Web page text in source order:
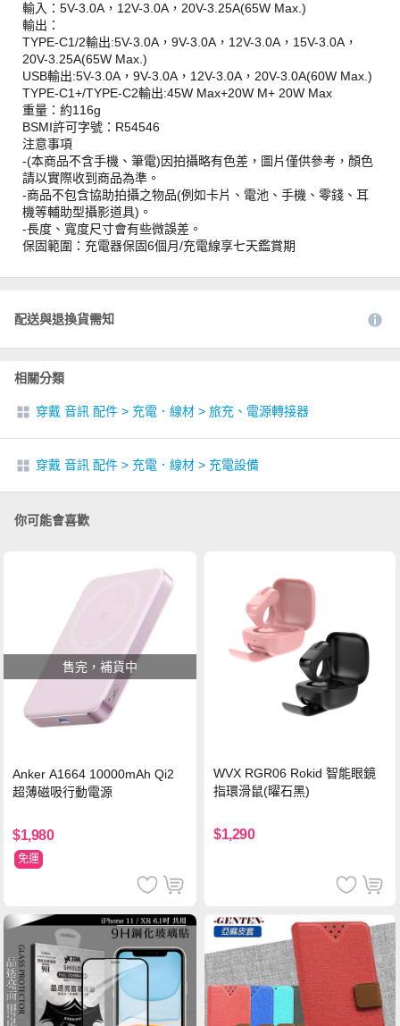
輸入：5V-3.0A，12V-3.0A，20V-3.25A(65W Max.)
輸出：
TYPE-C1/2輸出:5V-3.0A，9V-3.0A，12V-3.0A，15V-3.0A，
20V-3.25A(65W Max.)
USB輸出:5V-3.0A，9V-3.0A，12V-3.0A，20V-3.0A(60W Max.)
TYPE-C1+/TYPE-C2輸出:45W Max+20W M+ 20W Max
重量：約116g
BSMI許可字號：R54546
注意事項
-(本商品不含手機、筆電)因拍攝略有色差，圖片僅供參考，顏色
請以實際收到商品為準。
-商品不包含協助拍攝之物品(例如卡片、電池、手機、零錢、耳
機等輔助型攝影道具)。
-長度、寬度尺寸會有些微誤差。
保固範圍：充電器保固6個月/充電線享七天鑑賞期
配送與退換貨需知
相關分類
穿戴 音訊 配件 > 充電．線材 > 旅充、電源轉接器
穿戴 音訊 配件 > 充電．線材 > 充電設備
你可能會喜歡
售完，補貨中
Anker A1664 10000mAh Qi2
超薄磁吸行動電源
$1,980
免運
WVX RGR06 Rokid 智能眼鏡
指環滑鼠(曜石黑)
$1,290